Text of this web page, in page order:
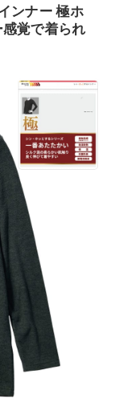
ンナー 極ホ
覚で着られ